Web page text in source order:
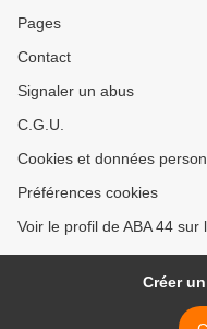
Pages
Contact
Signaler un abus
C.G.U.
Cookies et données
Préférences cookies
Voir le profil de ABA 44 sur
Créer